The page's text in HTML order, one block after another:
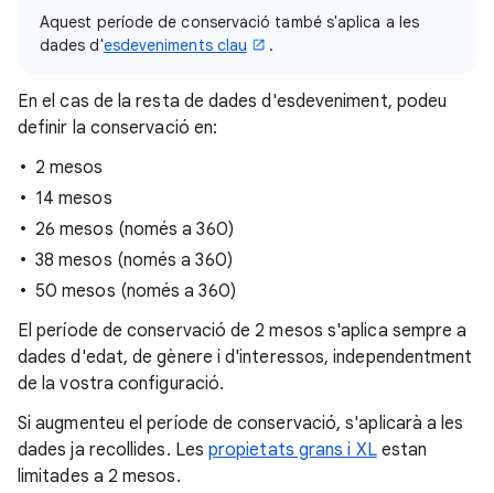
Aquest període de conservació també s'aplica a les
dades d'esdeveniments clau .
En el cas de la resta de dades d'esdeveniment, podeu
definir la conservació en:
2 mesos
14 mesos
26 mesos (només a 360)
38 mesos (només a 360)
50 mesos (només a 360)
El període de conservació de 2 mesos s'aplica sempre a
dades d'edat, de gènere i d'interessos, independentment
de la vostra configuració.
Si augmenteu el període de conservació, s'aplicarà a les
dades ja recollides. Lespropietats grans i XLestan
limitades a 2 mesos.